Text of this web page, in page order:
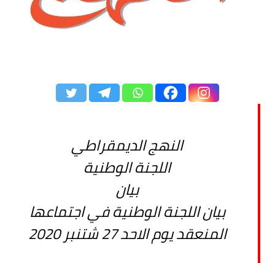
النهج الديمقراطي
اللجنة الوطنية
بيان
بيان اللجنة الوطنية في اجتماعها
المنعقد يوم الاحد 27 شتنبر 2020